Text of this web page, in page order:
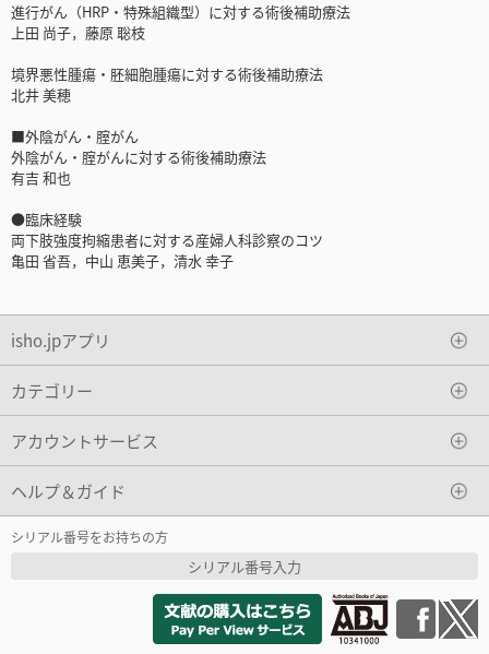
進行がん（HRP・特殊組織型）に対する術後補助療法
上田 尚子，藤原 聡枝
境界悪性腫瘍・胚細胞腫瘍に対する術後補助療法
北井 美穂
■外陰がん・腟がん
外陰がん・腟がんに対する術後補助療法
有吉 和也
●臨床経験
両下肢強度拘縮患者に対する産婦人科診察のコツ
亀田 省吾，中山 恵美子，清水 幸子
isho.jpアプリ
カテゴリー
アカウントサービス
ヘルプ＆ガイド
シリアル番号をお持ちの方
シリアル番号入力